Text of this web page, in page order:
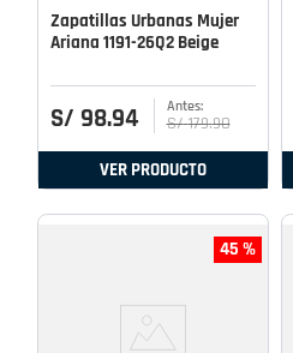
Zapatillas Urbanas Mujer
Ariana 1191-26Q2 Beige
S/ 98.94 S/ 179.90
VER PRODUCTO
45 %